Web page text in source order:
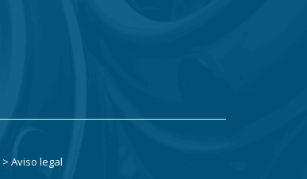
> Aviso legal